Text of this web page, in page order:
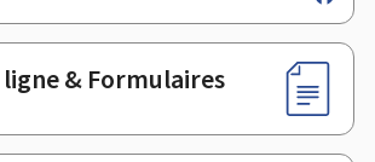
ligne & Formulaires